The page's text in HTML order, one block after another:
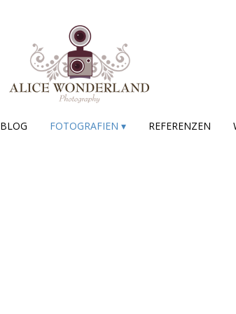
BLOG FOTOGRAFIEN ▾ REFERENZEN